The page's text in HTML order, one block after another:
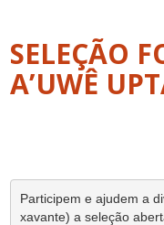
SELEÇÃO
A’UWÊ
Participem e ajudem a
xavante) a seleção